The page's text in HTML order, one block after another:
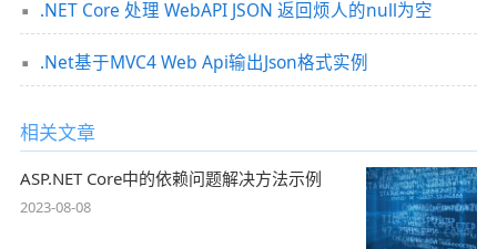
.NET Core 处理 WebAPI JSON 返回烦人的null为空
.Net基于MVC4 Web Api输出Json格式实例
相关文章
ASP.NET Core中的依赖问题解决方法示例
2023-08-08